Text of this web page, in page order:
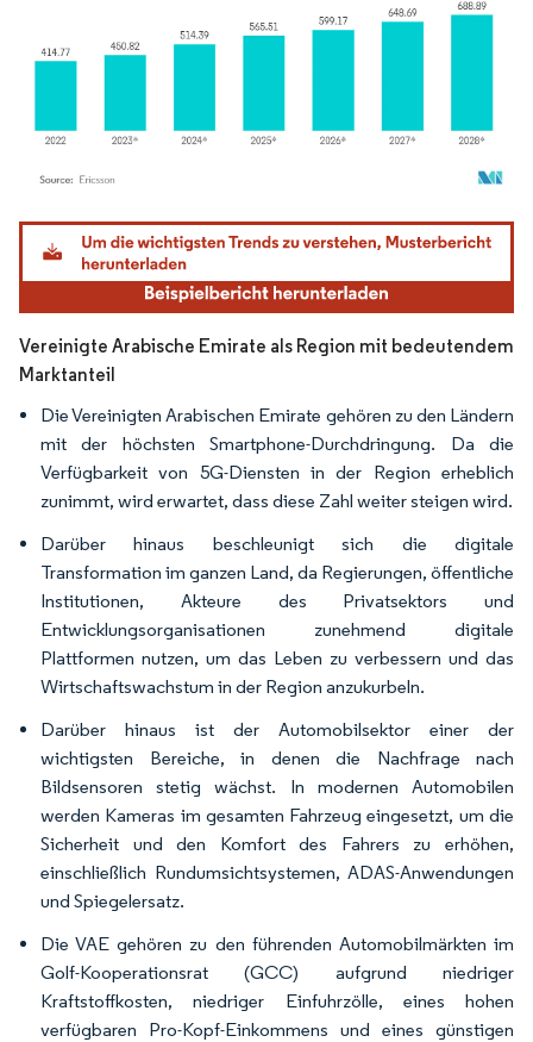
Bild © Mordor Intelligence. Wiederverwendung erfordert Namensnennung gemäß
Vereinigte Arabische Emirate als Region mit bedeutendem
Marktanteil
Die Vereinigten Arabischen Emirate gehören zu den Ländern
mit der höchsten Smartphone-Durchdringung. Da die
Verfügbarkeit von 5G-Diensten in der Region erheblich
zunimmt, wird erwartet, dass diese Zahl weiter steigen wird.
Darüber hinaus beschleunigt sich die digitale
Transformation im ganzen Land, da Regierungen, öffentliche
Institutionen, Akteure des Privatsektors und
Entwicklungsorganisationen zunehmend digitale
Plattformen nutzen, um das Leben zu verbessern und das
Wirtschaftswachstum in der Region anzukurbeln.
Darüber hinaus ist der Automobilsektor einer der
wichtigsten Bereiche, in denen die Nachfrage nach
Bildsensoren stetig wächst. In modernen Automobilen
werden Kameras im gesamten Fahrzeug eingesetzt, um die
Sicherheit und den Komfort des Fahrers zu erhöhen,
einschließlich Rundumsichtsystemen, ADAS-Anwendungen
und Spiegelersatz.
Die VAE gehören zu den führenden Automobilmärkten im
Golf-Kooperationsrat (GCC) aufgrund niedriger
Kraftstoffkosten, niedriger Einfuhrzölle, eines hohen
verfügbaren Pro-Kopf-Einkommens und eines günstigen